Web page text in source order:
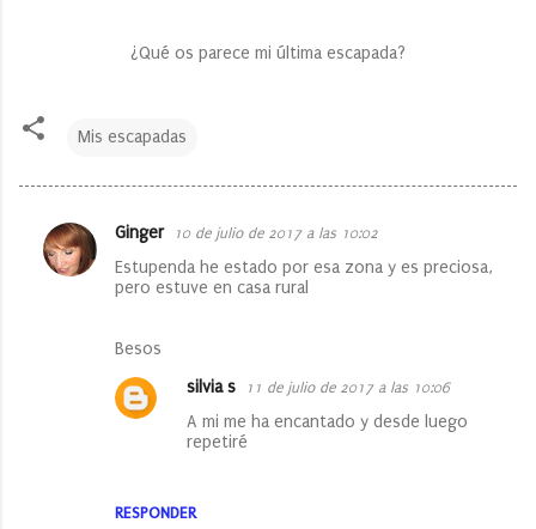
¿Qué os parece mi última escapada?
Mis escapadas
C
Ginger 10 de julio de 2017 a las 10:02
Estupenda he estado por esa zona y es preciosa,
pero estuve en casa rural
Besos
RESPONDER
silvia s 11 de julio de 2017 a las 10:06
A mi me ha encantado y desde luego
repetiré